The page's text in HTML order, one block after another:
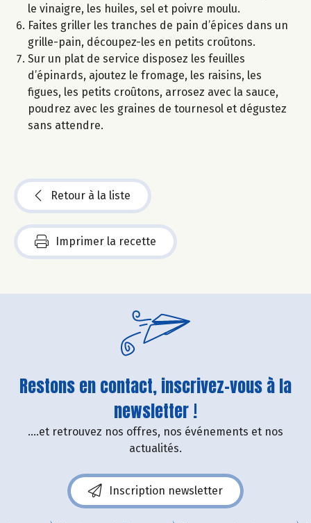
le vinaigre, les huiles, sel et poivre moulu.
Faites griller les tranches de pain d’épices dans un
grille-pain, découpez-les en petits croûtons.
Sur un plat de service disposez les feuilles
d’épinards, ajoutez le fromage, les raisins, les
figues, les petits croûtons, arrosez avec la sauce,
poudrez avec les graines de tournesol et dégustez
sans attendre.
Retour à la liste
Imprimer la recette
Restons en contact, inscrivez-vous à la
newsletter !
....et retrouvez nos offres, nos événements et nos
actualités.
Inscription newsletter